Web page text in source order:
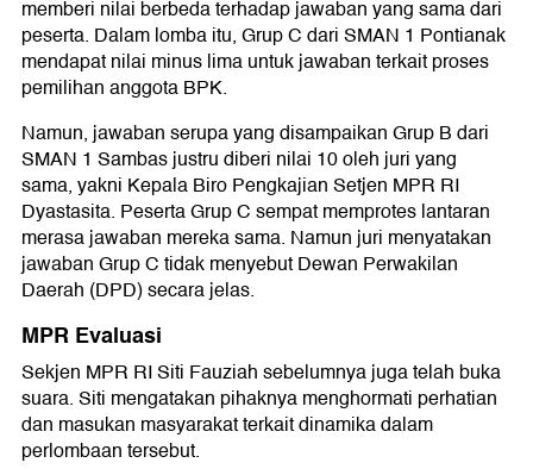
memberi nilai berbeda terhadap jawaban yang sama dari
peserta. Dalam lomba itu, Grup C dari SMAN 1 Pontianak
mendapat nilai minus lima untuk jawaban terkait proses
pemilihan anggota BPK.
Namun, jawaban serupa yang disampaikan Grup B dari
SMAN 1 Sambas justru diberi nilai 10 oleh juri yang
sama, yakni Kepala Biro Pengkajian Setjen MPR RI
Dyastasita. Peserta Grup C sempat memprotes lantaran
merasa jawaban mereka sama. Namun juri menyatakan
jawaban Grup C tidak menyebut Dewan Perwakilan
Daerah (DPD) secara jelas.
MPR Evaluasi
Sekjen MPR RI Siti Fauziah sebelumnya juga telah buka
suara. Siti mengatakan pihaknya menghormati perhatian
dan masukan masyarakat terkait dinamika dalam
perlombaan tersebut.